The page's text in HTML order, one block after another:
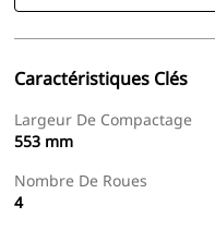
Caractéristiques Clés
Largeur De Compactage
553 mm
Nombre De Roues
4